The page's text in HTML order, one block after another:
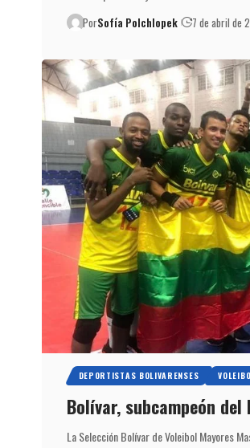
PorSofía Polchlopek 7 de abril de
DEPORTISTAS BOLIVARENSES
Bolívar, subcampeón
La Selección Bolívar de Voleibol Mayores